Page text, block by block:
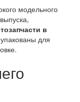
модельного
в
для